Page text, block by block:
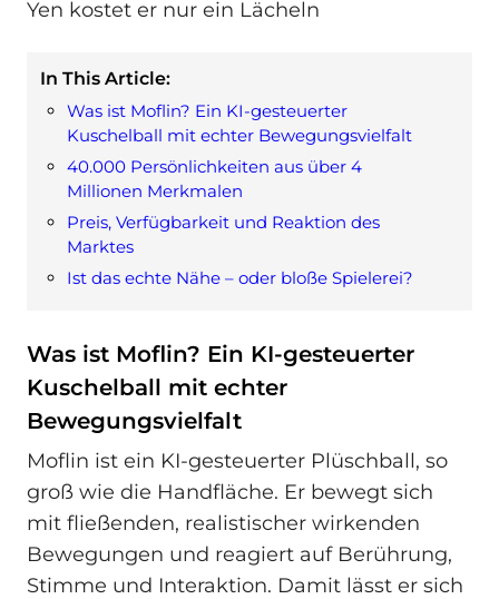
In This Article:
Was ist Moflin? Ein KI-gesteuerter
Kuschelball mit echter Bewegungsvielfalt
40.000 Persönlichkeiten aus über 4
Millionen Merkmalen
Preis, Verfügbarkeit und Reaktion des
Marktes
Ist das echte Nähe – oder bloße Spielerei?
Was ist Moflin? Ein KI-gesteuerter
Kuschelball mit echter
Bewegungsvielfalt
Moflin ist ein KI-gesteuerter Plüschball, so
groß wie die Handfläche. Er bewegt sich
mit fließenden, realistischer wirkenden
Bewegungen und reagiert auf Berührung,
Stimme und Interaktion. Damit lässt er sich